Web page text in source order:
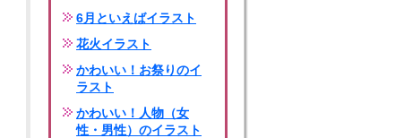
6月といえばイラスト
花火イラスト
かわいい！お祭りのイ
ラスト
かわいい！人物（女
性・男性）のイラスト